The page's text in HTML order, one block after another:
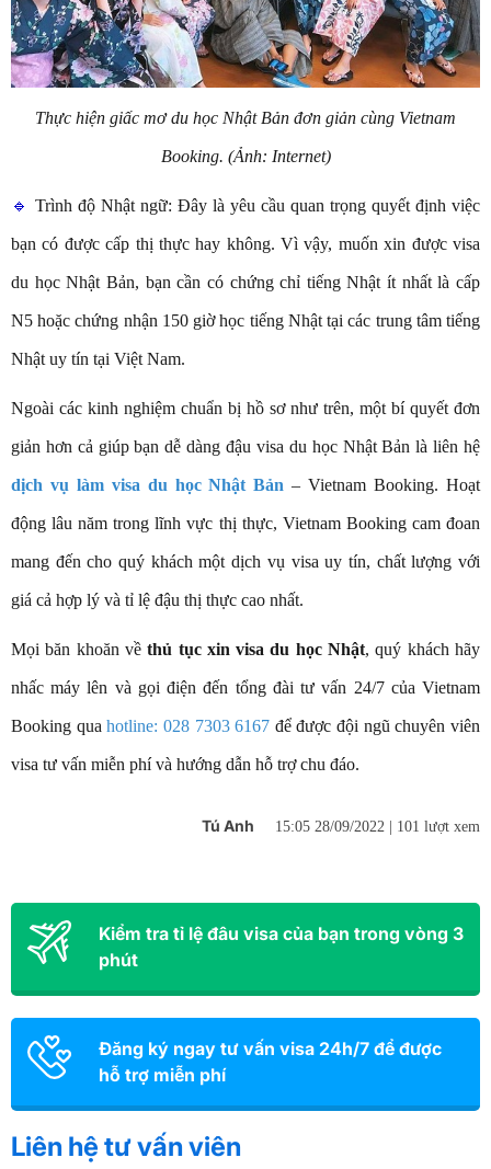
Thực hiện giấc mơ du học Nhật Bản đơn giản cùng Vietnam
Booking. (Ảnh: Internet)
🔹 Trình độ Nhật ngữ: Đây là yêu cầu quan trọng quyết định việc
bạn có được cấp thị thực hay không. Vì vậy, muốn xin được visa
du học Nhật Bản, bạn cần có chứng chỉ tiếng Nhật ít nhất là cấp
N5 hoặc chứng nhận 150 giờ học tiếng Nhật tại các trung tâm tiếng
Nhật uy tín tại Việt Nam.
Ngoài các kinh nghiệm chuẩn bị hồ sơ như trên, một bí quyết đơn
giản hơn cả giúp bạn dễ dàng đậu visa du học Nhật Bản là liên hệ
dịch vụ làm visa du học Nhật Bản – Vietnam Booking. Hoạt
động lâu năm trong lĩnh vực thị thực, Vietnam Booking cam đoan
mang đến cho quý khách một dịch vụ visa uy tín, chất lượng với
giá cả hợp lý và tỉ lệ đậu thị thực cao nhất.
Mọi băn khoăn vềthủ tục xin visa du học Nhật, quý khách hãy
nhấc máy lên và gọi điện đến tổng đài tư vấn 24/7 của Vietnam
Booking quahotline: 028 7303 6167 để được đội ngũ chuyên viên
visa tư vấn miễn phí và hướng dẫn hỗ trợ chu đáo.
Tú Anh 15:05 28/09/2022 | 101 lượt xem
Kiểm tra tỉ lệ đâu visa của bạn trong vòng 3
phút
Đăng ký ngay tư vấn visa 24h/7 để được
hỗ trợ miễn phí
Liên hệ tư vấn viên